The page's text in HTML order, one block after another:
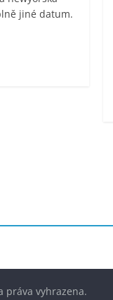
jiné datum.
práva vyhrazena.